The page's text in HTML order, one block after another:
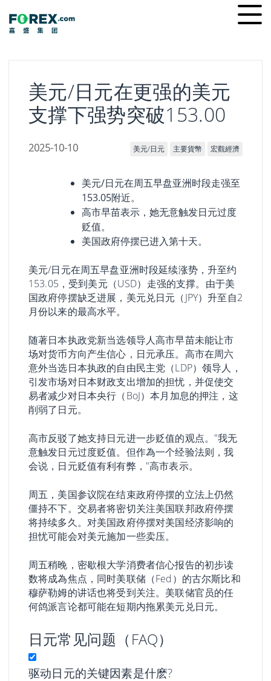
content
美元/日元在更强的美元
支撑下强势突破153.00
2025-10-10 美元/日元 主要貨幣 宏觀經濟
美元/日元在周五早盘亚洲时段走强至
153.05附近。
高市早苗表示，她无意触发日元过度
贬值。
美国政府停摆已进入第十天。
美元/日元在周五早盘亚洲时段延续涨势，升至约
153.05，受到美元（USD）走强的支撑。由于美
国政府停摆缺乏进展，美元兑日元（JPY）升至自2
月份以来的最高水平。
随著日本执政党新当选领导人高市早苗未能让市
场对货币方向产生信心，日元承压。高市在周六
意外当选日本执政的自由民主党（LDP）领导人，
引发市场对日本财政支出增加的担忧，并促使交
易者减少对日本央行（BoJ）本月加息的押注，这
削弱了日元。
高市反驳了她支持日元进一步贬值的观点。"我无
意触发日元过度贬值。但作為一个经验法则，我
会说，日元贬值有利有弊，"高市表示。
周五，美国参议院在结束政府停摆的立法上仍然
僵持不下。交易者将密切关注美国联邦政府停摆
将持续多久。对美国政府停摆对美国经济影响的
担忧可能会对美元施加一些卖压。
周五稍晚，密歇根大学消费者信心报告的初步读
数将成為焦点，同时美联储（Fed）的古尔斯比和
穆萨勒姆的讲话也将受到关注。美联储官员的任
何鸽派言论都可能在短期内拖累美元兑日元。
日元常见问题（FAQ）
驱动日元的关键因素是什麽?